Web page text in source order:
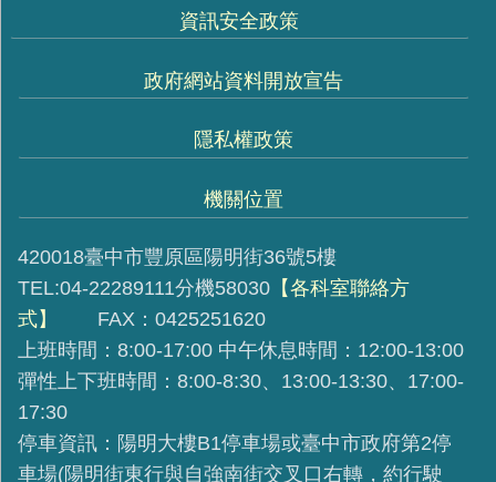
資訊安全政策
政府網站資料開放宣告
隱私權政策
機關位置
420018臺中市豐原區陽明街36號5樓
TEL:04-22289111分機58030 【各科室聯絡方
式】
FAX：0425251620
上班時間：8:00-17:00 中午休息時間：12:00-13:00
彈性上下班時間：8:00-8:30、13:00-13:30、17:00-
17:30
停車資訊：陽明大樓B1停車場或臺中市政府第2停
車場(陽明街東行與自強南街交叉口右轉，約行駛